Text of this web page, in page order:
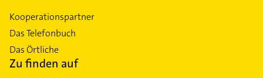
Kooperationspartner
Das Telefonbuch
Das Örtliche
Zu finden auf